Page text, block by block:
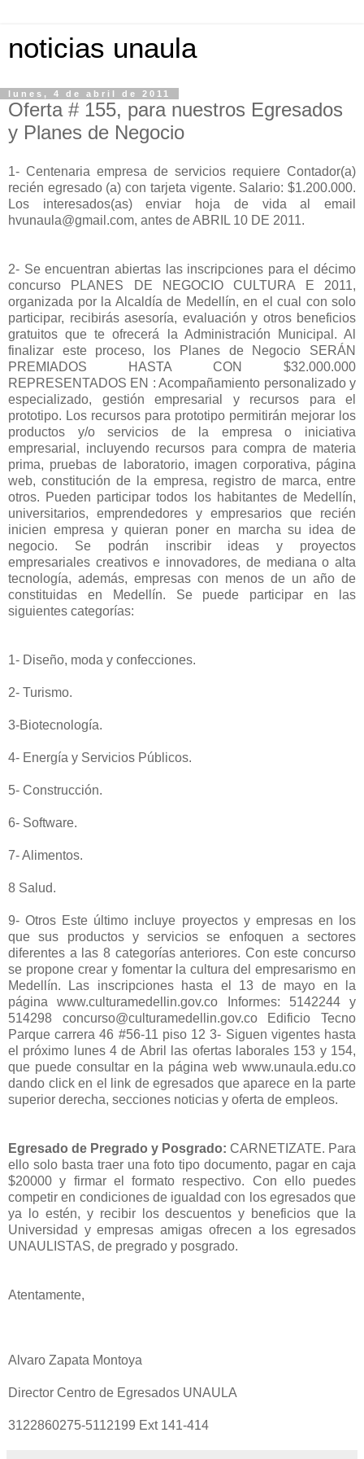
noticias unaula
lunes, 4 de abril de 2011
Oferta # 155, para nuestros Egresados
y Planes de Negocio
1- Centenaria empresa de servicios requiere Contador(a)
recién egresado (a) con tarjeta vigente. Salario: $1.200.000.
Los interesados(as) enviar hoja de vida al email
hvunaula@gmail.com, antes de ABRIL 10 DE 2011.
2- Se encuentran abiertas las inscripciones para el décimo
concurso PLANES DE NEGOCIO CULTURA E 2011,
organizada por la Alcaldía de Medellín, en el cual con solo
participar, recibirás asesoría, evaluación y otros beneficios
gratuitos que te ofrecerá la Administración Municipal. Al
finalizar este proceso, los Planes de Negocio SERÁN
PREMIADOS HASTA CON $32.000.000
REPRESENTADOS EN : Acompañamiento personalizado y
especializado, gestión empresarial y recursos para el
prototipo. Los recursos para prototipo permitirán mejorar los
productos y/o servicios de la empresa o iniciativa
empresarial, incluyendo recursos para compra de materia
prima, pruebas de laboratorio, imagen corporativa, página
web, constitución de la empresa, registro de marca, entre
otros. Pueden participar todos los habitantes de Medellín,
universitarios, emprendedores y empresarios que recién
inicien empresa y quieran poner en marcha su idea de
negocio. Se podrán inscribir ideas y proyectos
empresariales creativos e innovadores, de mediana o alta
tecnología, además, empresas con menos de un año de
constituidas en Medellín. Se puede participar en las
siguientes categorías:
1- Diseño, moda y confecciones.
2- Turismo.
3-Biotecnología.
4- Energía y Servicios Públicos.
5- Construcción.
6- Software.
7- Alimentos.
8 Salud.
9- Otros Este último incluye proyectos y empresas en los
que sus productos y servicios se enfoquen a sectores
diferentes a las 8 categorías anteriores. Con este concurso
se propone crear y fomentar la cultura del empresarismo en
Medellín. Las inscripciones hasta el 13 de mayo en la
página www.culturamedellin.gov.co Informes: 5142244 y
514298 concurso@culturamedellin.gov.co Edificio Tecno
Parque carrera 46 #56-11 piso 12 3- Siguen vigentes hasta
el próximo lunes 4 de Abril las ofertas laborales 153 y 154,
que puede consultar en la página web www.unaula.edu.co
dando click en el link de egresados que aparece en la parte
superior derecha, secciones noticias y oferta de empleos.
Egresado de Pregrado y Posgrado: CARNETIZATE. Para
ello solo basta traer una foto tipo documento, pagar en caja
$20000 y firmar el formato respectivo. Con ello puedes
competir en condiciones de igualdad con los egresados que
ya lo estén, y recibir los descuentos y beneficios que la
Universidad y empresas amigas ofrecen a los egresados
UNAULISTAS, de pregrado y posgrado.
Atentamente,
Alvaro Zapata Montoya
Director Centro de Egresados UNAULA
3122860275-5112199 Ext 141-414